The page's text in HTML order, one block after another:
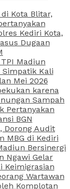
Kota Blitar,
Kediri Kota,
Dugaan
Madiun
Simpatik Kali
Mei 2026
karena
Sampah
Pertanyakan
BGN
Dorong Audit
MBG di Kediri
Bersinergi
Ngawi Gelar
Keimigrasian
Wartawan
Komplotan